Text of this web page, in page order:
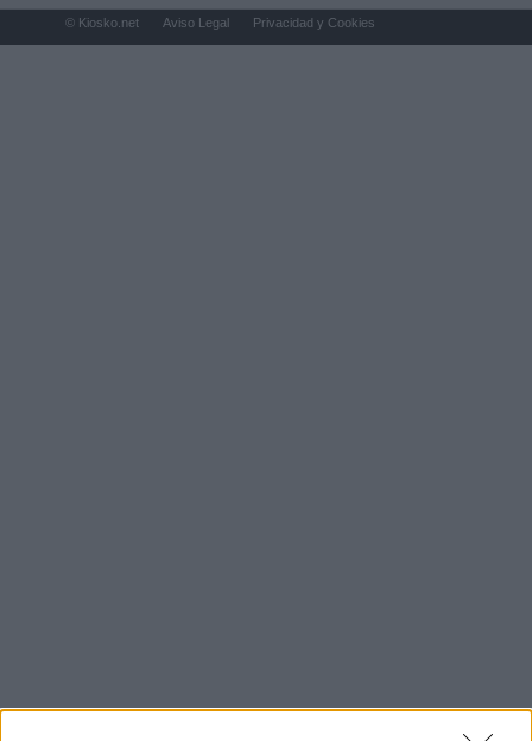
© Kiosko.net Aviso Legal Privacidad y Cookies